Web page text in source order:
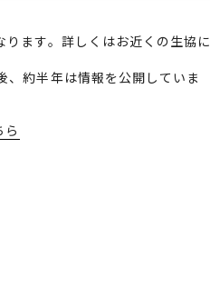
ます。詳しくはお近くの生協に
、約半年は情報を公開していま